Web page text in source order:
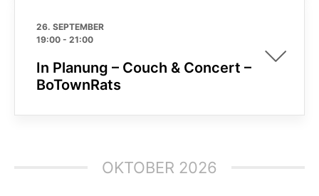
26. SEPTEMBER
19:00 - 21:00
In Planung – Couch & Concert –
BoTownRats
OKTOBER 2026